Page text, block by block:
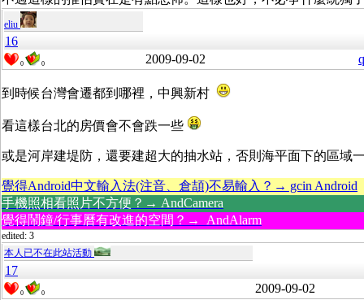
eliu
16
0 0 2009-09-02
到時候台灣會遷都到哪裡，中興新村
看這樣台北的房價會不會跌一些
或是河岸建堤防，還要建超大的抽水站，否則海平面下的區域
覺得Android中文輸入法(注音、倉頡)不易輸入？→ gcin Android
手機照相看照片不方便？→ AndCamera
覺得鬧鐘/行事曆有改進的空間？→ AndAlarm
edited: 3
本人已不在此站活動
17
0 0 2009-09-02